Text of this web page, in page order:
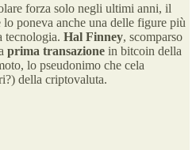
forza solo negli ultimi anni, il
poneva anche una delle figure più
tecnologia. Hal Finney, scomparso
prima transazione in bitcoin della
lo pseudonimo che cela
della criptovaluta.